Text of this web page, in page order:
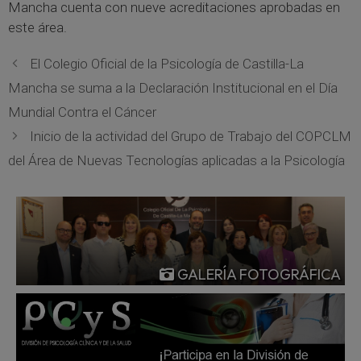
Mancha cuenta con nueve acreditaciones aprobadas en
este área.
El Colegio Oficial de la Psicología de Castilla-La
Mancha se suma a la Declaración Institucional en el Día
Mundial Contra el Cáncer
Inicio de la actividad del Grupo de Trabajo del COPCLM
del Área de Nuevas Tecnologías aplicadas a la Psicología
GALERÍA FOTOGRÁFICA